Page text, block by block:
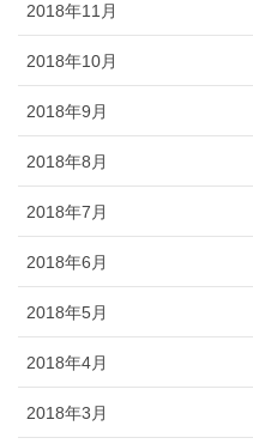
2018年11月
2018年10月
2018年9月
2018年8月
2018年7月
2018年6月
2018年5月
2018年4月
2018年3月